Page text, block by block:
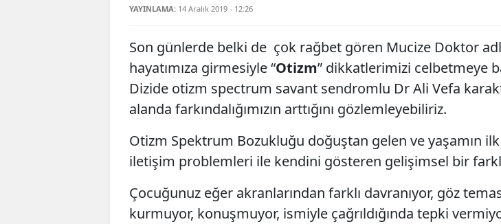
YAYINLAMA: 14 Aralık 2019 - 12:26
Son günlerde belki de çok rağbet gören Mucize Doktor
hayatımıza girmesiyle “Otizm” dikkatlerimizi celbetmeye
Dizide otizm spectrum savant sendromlu Dr Ali Vefa
alanda farkındalığımızın arttığını gözlemleyebiliriz.
Otizm Spektrum Bozukluğu doğuştan gelen ve yaşamın ilk
iletişim problemleri ile kendini gösteren gelişimsel bir
Çocuğunuz eğer akranlarından farklı davranıyor, göz
kurmuyor, konuşmuyor, ismiyle çağrıldığında tepki